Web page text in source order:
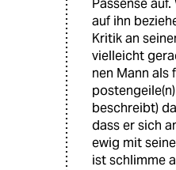
Passense
auf ihn
Kritik an
vielleicht
nen Mann als
beschreibt)
dass er sich
ewig mit
ist schlimme